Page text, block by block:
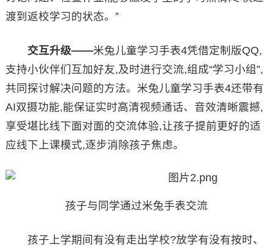
渡到返校学习的状态。”
交互升级——米兔儿童学习手表4凭借定制版QQ,
支持小伙伴们互加好友,及时进行交流,组成“学习小组”,
共同探讨解决问题的方法。米兔儿童学习手表4还带有
AI双摄功能,能保证实时高清视频通话、音效清晰震撼,
享受堪比线下面对面的交流体验,让孩子提前更好的适
应线下上课模式,逐步消除孩子焦虑。
孩子与同学通过米兔手表交流
孩子上学期间有没有走出学校?放学有没有按时、